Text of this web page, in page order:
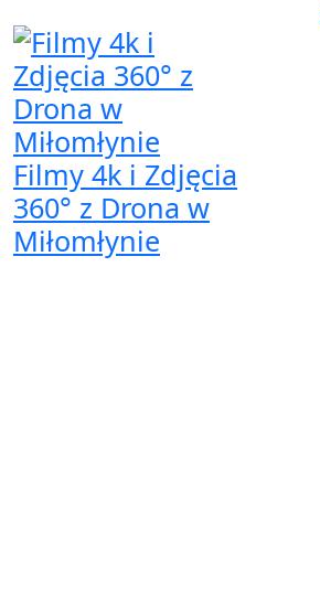
​Filmy 4k i Zdjęcia
360° z Drona w
Miłomłynie